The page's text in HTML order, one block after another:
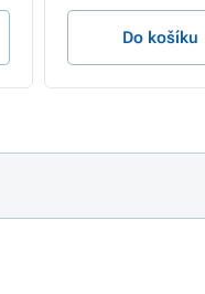
Do košíku